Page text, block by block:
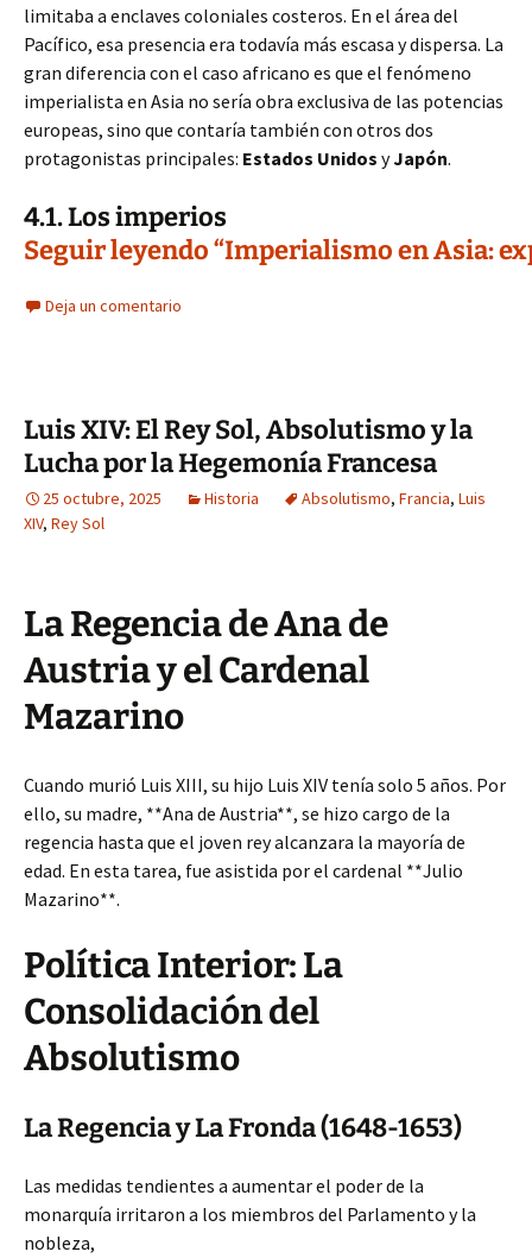
limitaba a enclaves coloniales costeros. En el área del
Pacífico, esa presencia era todavía más escasa y dispersa. La
gran diferencia con el caso africano es que el fenómeno
imperialista en Asia no sería obra exclusiva de las potencias
europeas, sino que contaría también con otros dos
protagonistas principales: Estados Unidos yJapón.
4.1. Los imperios
Seguir leyendo “Imperialismo en Asia:
Deja un comentario
Luis XIV: El Rey Sol, Absolutismo y la
Lucha por la Hegemonía Francesa
25 octubre, 2025 Historia Absolutismo, Francia, Luis
XIV, Rey Sol
La Regencia de Ana de
Austria y el Cardenal
Mazarino
Cuando murió Luis XIII, su hijo Luis XIV tenía solo 5 años. Por
ello, su madre, **Ana de Austria**, se hizo cargo de la
regencia hasta que el joven rey alcanzara la mayoría de
edad. En esta tarea, fue asistida por el cardenal **Julio
Mazarino**.
Política Interior: La
Consolidación del
Absolutismo
La Regencia y La Fronda (1648-1653)
Las medidas tendientes a aumentar el poder de la
monarquía irritaron a los miembros del Parlamento y la
nobleza,